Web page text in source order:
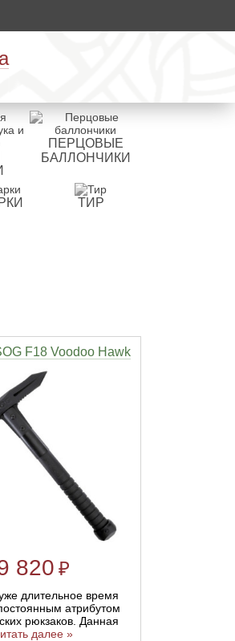
ПЕРЦОВЫЕ
БАЛЛОНЧИКИ
ТИР
F18 Voodoo Hawk
820 ₽
длительное время
атрибутом
рюкзаков. Данная
далее »